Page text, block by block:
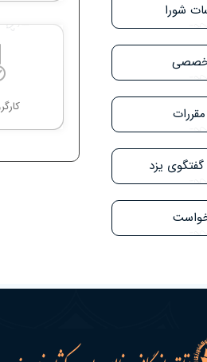
شورا
یزد